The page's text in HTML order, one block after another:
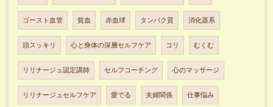
ゴースト血管 貧血 赤血球 タンパク質 消化器系
頭スッキリ 心と身体の深層セルフケア コリ むくむ
リリナージュ認定講師 セルフコーチング 心のマッサージ
リリナージュセルフケア 愛でる 夫婦関係 仕事悩み